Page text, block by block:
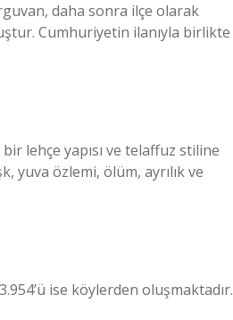
daha sonra ilçe olarak
Cumhuriyetin ilanıyla birlikte
lehçe yapısı ve telaffuz stiline
yuva özlemi, ölüm, ayrılık ve
ise köylerden oluşmaktadır.